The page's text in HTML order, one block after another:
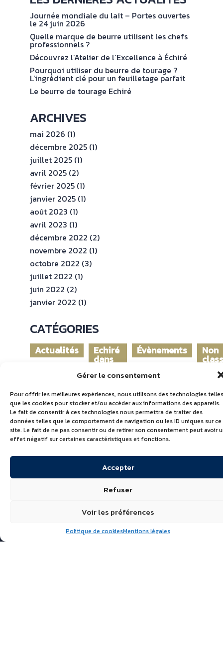
Gérer le consentement
Pour offrir les meilleures expériences, nous utilisons des technologies telles
que les cookies pour stocker et/ou accéder aux informations des appareils.
Le fait de consentir à ces technologies nous permettra de traiter des
données telles que le comportement de navigation ou les ID uniques sur ce
site. Le fait de ne pas consentir ou de retirer son consentement peut avoir
effet négatif sur certaines caractéristiques et fonctions.
Accepter
Refuser
Voir les préférences
Politique de cookiesMentions légales
NOS
ENGAGEMENTS
ESPACE
PROFESSIONNEL
CONTACT
Journée mondiale du lait – Portes ouvertes
le 24 juin 2026
Quelle marque de beurre utilisent les chefs
professionnels ?
Découvrez l’Atelier de l’Excellence à Échiré
Pourquoi utiliser du beurre de tourage ?
L’ingrédient clé pour un feuilletage parfait
Le beurre de tourage Echiré
ARCHIVES
mai 2026 (1)
décembre 2025 (1)
juillet 2025 (1)
avril 2025 (2)
février 2025 (1)
janvier 2025 (1)
août 2023 (1)
avril 2023 (1)
décembre 2022 (2)
novembre 2022 (1)
octobre 2022 (3)
juillet 2022 (1)
juin 2022 (2)
janvier 2022 (1)
CATÉGORIES
Actualités Echiré
dans
monde
Évènements Non